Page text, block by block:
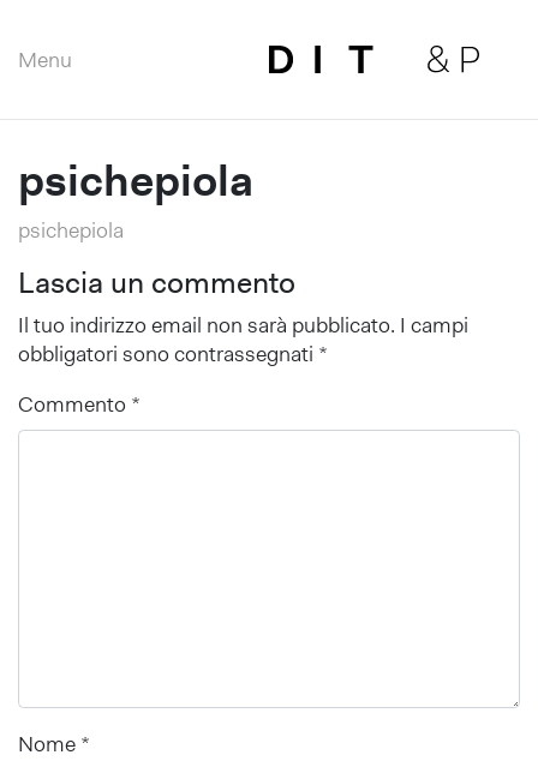
Menu
Close
psichepiola
psichepiola
Lascia un commento
Il tuo indirizzo email non sarà pubblicato. I campi
obbligatori sono contrassegnati *
Commento *
Nome *